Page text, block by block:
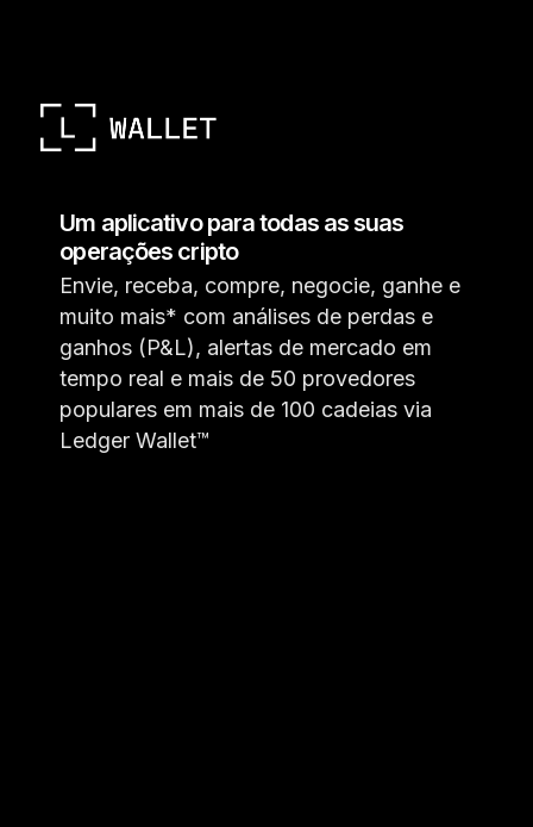
Um aplicativo para todas as suas
operações cripto
Envie, receba, compre, negocie, ganhe e
muito mais* com análises de perdas e
ganhos (P&L), alertas de mercado em
tempo real e mais de 50 provedores
populares em mais de 100 cadeias via
Ledger Wallet™